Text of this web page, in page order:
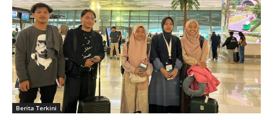
Berita Terkini